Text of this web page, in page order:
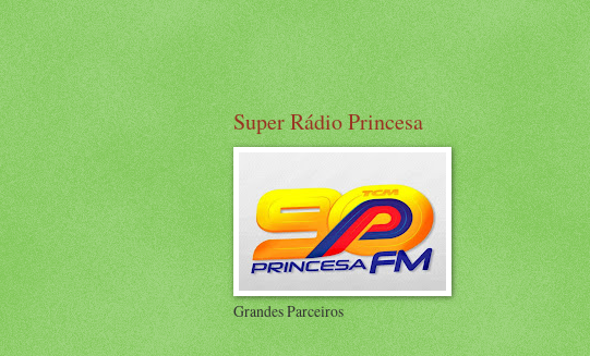
Super Rádio Princesa
Grandes Parceiros